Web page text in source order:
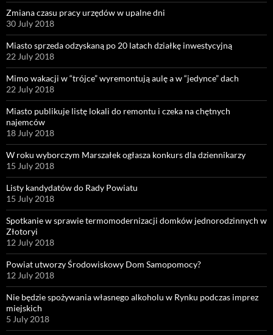
Zmiana czasu pracy urzędów w upalne dni
30 July 2018
Miasto sprzeda odzyskaną po 20 latach działkę inwestycyjną
22 July 2018
Mimo wakacji w “trójce” wyremontują aulę a w “jedynce” dach
22 July 2018
Miasto publikuje listę lokali do remontu i czeka na chętnych
najemców
18 July 2018
W roku wyborczym Marszałek ogłasza konkurs dla dziennikarzy
15 July 2018
Listy kandydatów do Rady Powiatu
15 July 2018
Spotkanie w sprawie termomodernizacji domków jednorodzinnych w
Złotoryi
12 July 2018
Powiat utworzy Środowiskowy Dom Samopomocy?
12 July 2018
Nie będzie spożywania własnego alkoholu w Rynku podczas imprez
miejskich
5 July 2018